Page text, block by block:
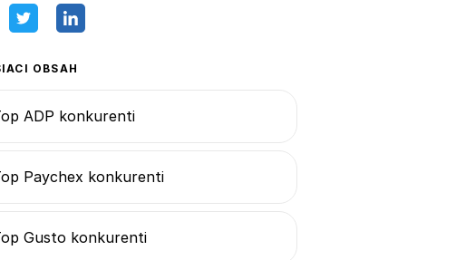
OBSAH
ADP konkurenti
Paychex konkurenti
Gusto konkurenti